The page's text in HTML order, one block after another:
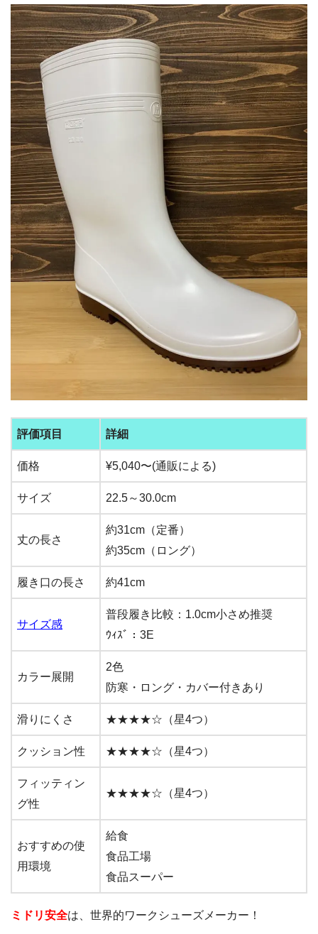
評価項目 詳細
価格 ¥5,040〜(通販による)
サイズ 22.5～30.0cm
丈の長さ
約31cm（定番）
約35cm（ロング）
履き口の長さ 約41cm
サイズ感
普段履き比較：1.0cm小さめ推奨
ｳｨｽﾞ：3E
カラー展開
2色
防寒・ロング・カバー付きあり
滑りにくさ ★★★★☆（星4つ）
クッション性 ★★★★☆（星4つ）
フィッティン
グ性
★★★★☆（星4つ）
おすすめの使
用環境
給食
食品工場
食品スーパー
ミドリ安全は、世界的ワークシューズメーカー！